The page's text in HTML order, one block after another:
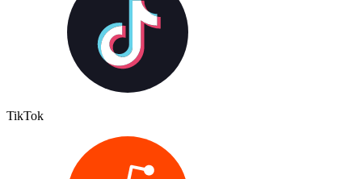
TikTok